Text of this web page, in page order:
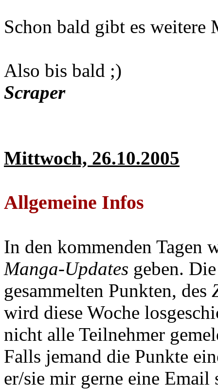
Schon bald gibt es weitere
Also bis bald ;)
Scraper
Mittwoch, 26.10.2005
Allgemeine Infos
In den kommenden Tagen
Manga-Updates geben.
gesammelten Punkten, des
wird diese Woche
nicht alle Teilnehmer
Falls jemand die Punkte
er/sie mir gerne eine